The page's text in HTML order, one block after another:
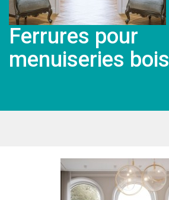
Ferrures pour
menuiseries bois